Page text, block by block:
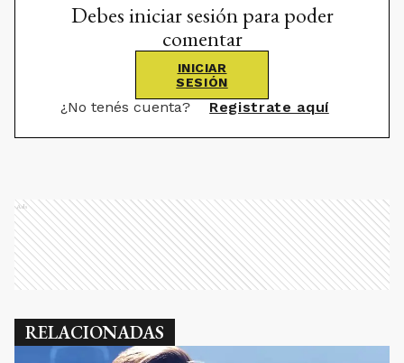
Debes iniciar sesión para poder
comentar
INICIAR
SESIÓN
¿No tenés cuenta? Registrate aquí
Ads
RELACIONADAS